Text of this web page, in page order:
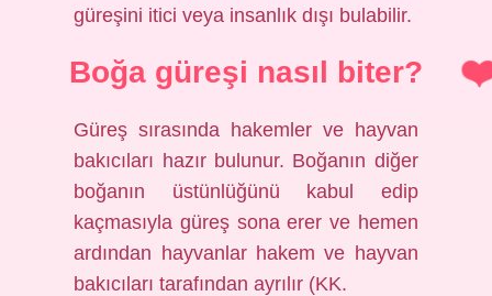
güreşini itici veya insanlık dışı bulabilir.
Boğa güreşi nasıl biter?
Güreş sırasında hakemler ve hayvan
bakıcıları hazır bulunur. Boğanın diğer
boğanın üstünlüğünü kabul edip
kaçmasıyla güreş sona erer ve hemen
ardından hayvanlar hakem ve hayvan
bakıcıları tarafından ayrılır (KK.